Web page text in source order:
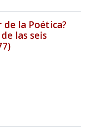
la Poética?
las seis